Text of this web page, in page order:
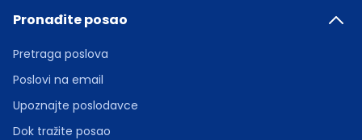
Pronađite posao
Pretraga poslova
Poslovi na email
Upoznajte poslodavce
Dok tražite posao